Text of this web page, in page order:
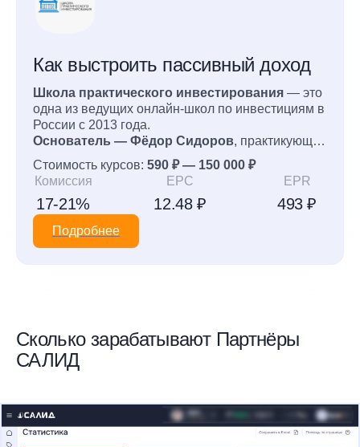
Как выстроить пассивный доход
Школа практического инвестирования — это
одна из ведущих онлайн-школ по инвестициям в
России с 2013 года.
Основатель — Фёдор Сидоров, практикующий
инвестор и финансовый консультант. За годы
работы школа помогла более 16 000 клиентам
начать грамотно инвестировать и выйти на
уверенный рост капитала. Программы
лицензированы, построены на реальной
практике (минимум теории, максимум действий),
облигации, ETF/БПИФ, криптовалюты.
сравнимый с хорошей зарплатой.
Стоимость курсов: 590 ₽ — 150 000 ₽
Комиссия
17-21%
EPC
12.48 ₽
EPR
493 ₽
Подробнее
Сколько зарабатывают Партнёры
САЛИД